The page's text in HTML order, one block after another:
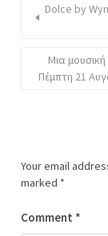
Dolce by
Μια
Πέμπτη 21
Your email
marked *
Comment *